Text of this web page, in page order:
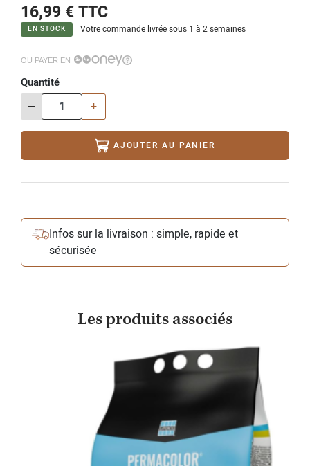
16,99 €TTC
EN STOCK Votre commande livrée sous 1 à 2 semaines
OU PAYER EN
Quantité
- +
AJOUTER AU PANIER
Infos sur la livraison : simple, rapide et
sécurisée
Les produits associés